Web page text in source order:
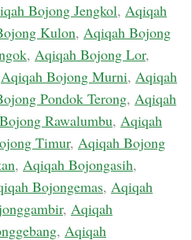
Bojong Jengkol, Aqiqah
Kulon, Aqiqah Bojong
, Aqiqah Bojong Lor,
Aqiqah Bojong Murni, Aqiqah
Pondok Terong, Aqiqah
Rawalumbu, Aqiqah
Timur, Aqiqah Bojong
, Aqiqah Bojongasih,
Bojongemas, Aqiqah
, Aqiqah
, Aqiqah